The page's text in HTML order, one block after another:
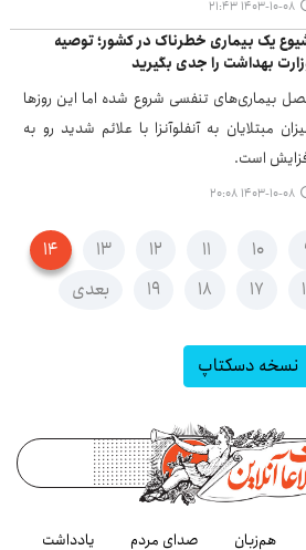
۱۴۰۳-۱۰-۰۸ ۲۱:۴۳
یک بیماری خطرناک در کشور؛ توصیه
بهداشت را جدی بگیرید
بیماری‌های تنفسی شروع شده اما این روزها
مبتلایان به آنفلوآنزا با علائم شدید رو به
است.
۱۴۰۳-۱۰-۰۸ ۲۰:۰۸
۱۰ ۱۱ ۱۲ ۱۳
۱۴
۱۷ ۱۸ ۱۹ بعدی
نسخه دسکتاپ
هم‌زبان صدای مردم یادداشت